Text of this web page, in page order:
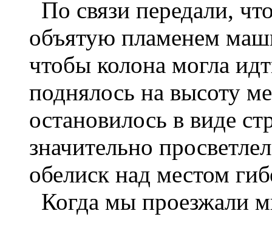
По связи передали,
объятую пламенем
чтобы колона могла
поднялось на высоту
остановилось в виде
значительно
обелиск над местом
Когда мы проезжали